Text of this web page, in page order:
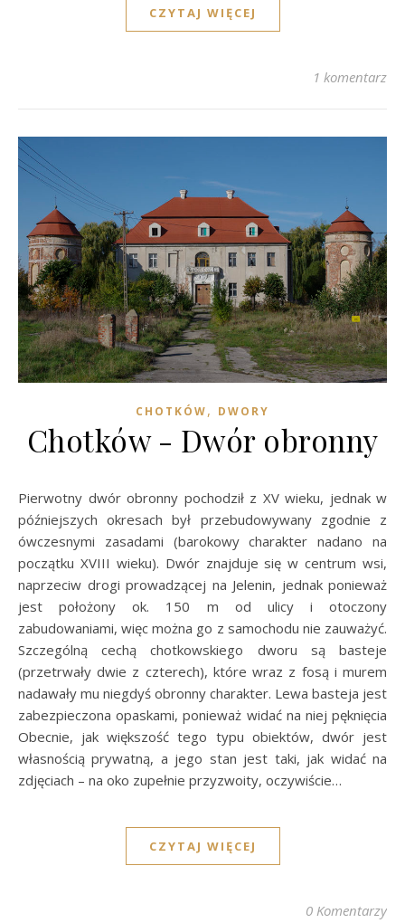
CZYTAJ WIĘCEJ
1 komentarz
CHOTKÓW, DWORY
Chotków - Dwór obronny
Pierwotny dwór obronny pochodził z XV wieku, jednak w
późniejszych okresach był przebudowywany zgodnie z
ówczesnymi zasadami (barokowy charakter nadano na
początku XVIII wieku). Dwór znajduje się w centrum wsi,
naprzeciw drogi prowadzącej na Jelenin, jednak ponieważ
jest położony ok. 150 m od ulicy i otoczony
zabudowaniami, więc można go z samochodu nie zauważyć.
Szczególną cechą chotkowskiego dworu są basteje
(przetrwały dwie z czterech), które wraz z fosą i murem
nadawały mu niegdyś obronny charakter. Lewa basteja jest
zabezpieczona opaskami, ponieważ widać na niej pęknięcia
Obecnie, jak większość tego typu obiektów, dwór jest
własnością prywatną, a jego stan jest taki, jak widać na
zdjęciach – na oko zupełnie przyzwoity, oczywiście…
CZYTAJ WIĘCEJ
0 Komentarzy